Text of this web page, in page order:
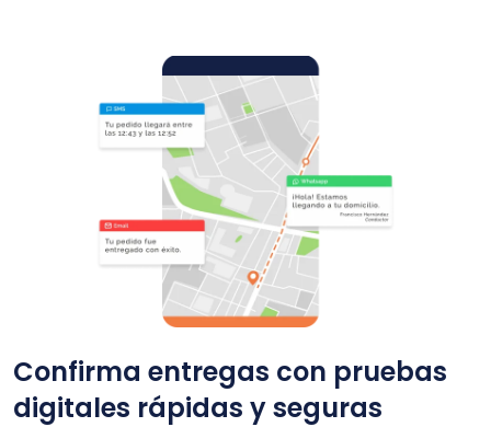
Confirma entregas con pruebas
digitales rápidas y seguras